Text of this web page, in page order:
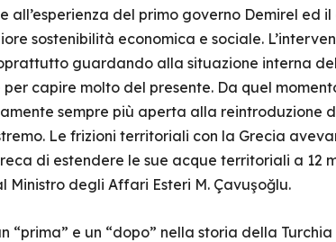
all’esperienza del primo governo Demirel ed
sostenibilità economica e sociale.
guardando alla situazione interna
capire molto del presente. Da quel
sempre più aperta alla reintroduzione
Le frizioni territoriali con la Grecia
di estendere le sue acque territoriali a 12
degli Affari Esteri M. Çavuşoğlu.
e un “dopo” nella storia della